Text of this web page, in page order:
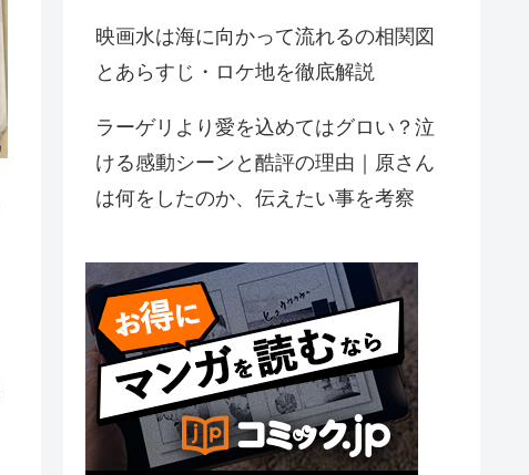
映画水は海に向かって流れるの相関図
とあらすじ・ロケ地を徹底解説
ラーゲリより愛を込めてはグロい？泣
ける感動シーンと酷評の理由｜原さん
は何をしたのか、伝えたい事を考察